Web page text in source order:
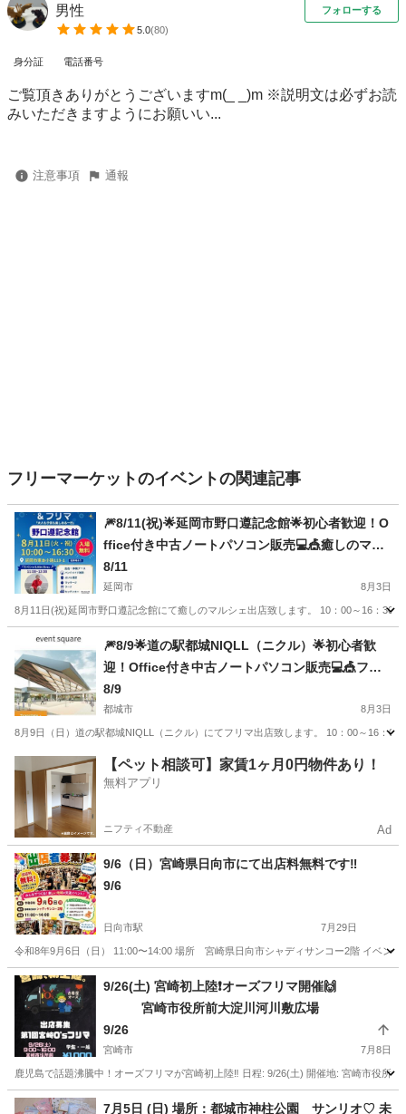
男性
5.0(80)
フォローする
身分証 電話番号
ご覧頂きありがとうございますm(_ _)m ※説明文は必ずお読
みいただきますようにお願いい...
注意事項 通報
フリーマーケットのイベントの関連記事
🎆8/11(祝)🌟延岡市野口遵記念館🌟初心者歓迎！O
ffice付き中古ノートパソコン販売💻🎪癒しのマル
シェ出店します！
8/11
延岡市 8月3日
8月11日(祝)延岡市野口遵記念館にて癒しのマルシェ出店致します。 10：00～16：30
宮崎 延岡市 フリーマーケット
🎆8/9🌟道の駅都城NIQLL（ニクル）🌟初心者歓
迎！Office付き中古ノートパソコン販売💻🎪フリ
ーマーケット出店します！
8/9
都城市 8月3日
8月9日（日）道の駅都城NIQLL（ニクル）にてフリマ出店致します。 10：00～16：
都城市 フリーマーケット オンライン
【ペット相談可】家賃1ヶ月0円物件あり！
無料アプリ
ニフティ不動産 Ad
9/6（日）宮崎県日向市にて出店料無料です‼️
9/6
日向市駅 7月29日
令和8年9月6日（日） 11:00〜14:00 場所 宮崎県日向市シャディサンコー2階 イベン
宮崎 日向市 日向市駅 フリーマーケット 無料
9/26(土) 宮崎初上陸❗️オーズフリマ開催🙌
宮崎市役所前大淀川河川敷広場
9/26
宮崎市 7月8日
鹿児島で話題沸騰中！オーズフリマが宮崎初上陸‼️ 日程: 9/26(土) 開催地: 宮崎市役所
宮崎 宮崎市 フリーマーケット 河川敷
7月5日 (日) 場所：都城市神柱公園 サンリオ♡ 未